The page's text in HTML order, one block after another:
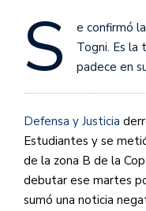
S
e confirmó
Togni. Es la
padece en
Defensa y Justicia
Estudiantes y se
de la zona B de la
debutar ese martes
sumó una noticia